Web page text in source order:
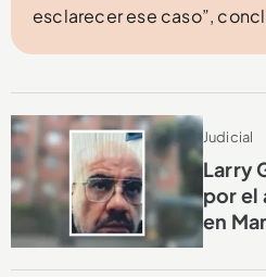
esclarecer ese caso”,
Judicial
Larry
por el
en